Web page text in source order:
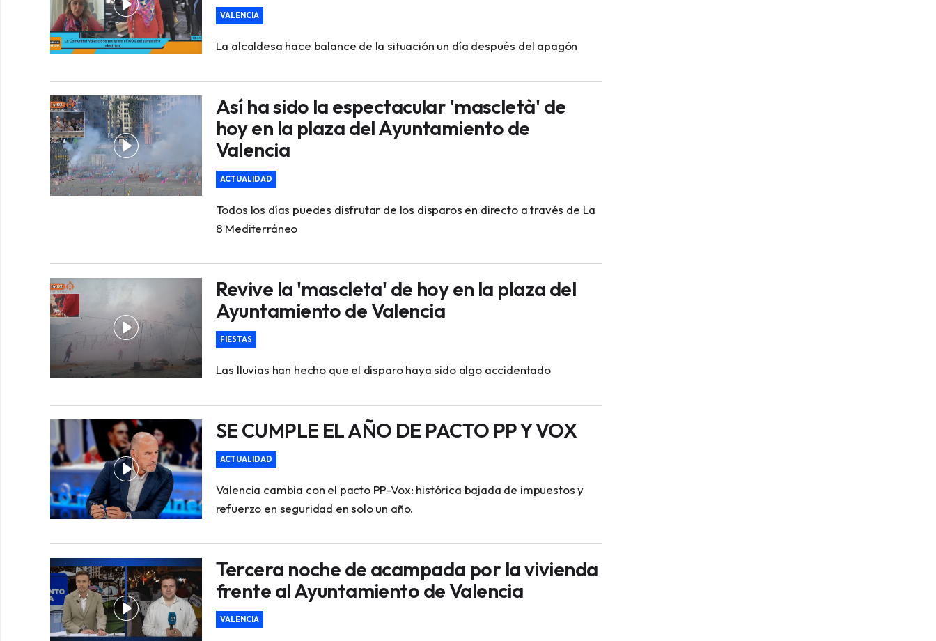
VALENCIA
La alcaldesa hace balance de la situación un día después del apagón
Así ha sido la espectacular 'mascletà' de
hoy en la plaza del Ayuntamiento de
Valencia
ACTUALIDAD
Todos los días puedes disfrutar de los disparos en directo a través de La
8 Mediterráneo
Revive la 'mascleta' de hoy en la plaza del
Ayuntamiento de Valencia
FIESTAS
Las lluvias han hecho que el disparo haya sido algo accidentado
SE CUMPLE EL AÑO DE PACTO PP Y VOX
ACTUALIDAD
Valencia cambia con el pacto PP-Vox: histórica bajada de impuestos y
refuerzo en seguridad en solo un año.
Tercera noche de acampada por la vivienda
frente al Ayuntamiento de Valencia
VALENCIA